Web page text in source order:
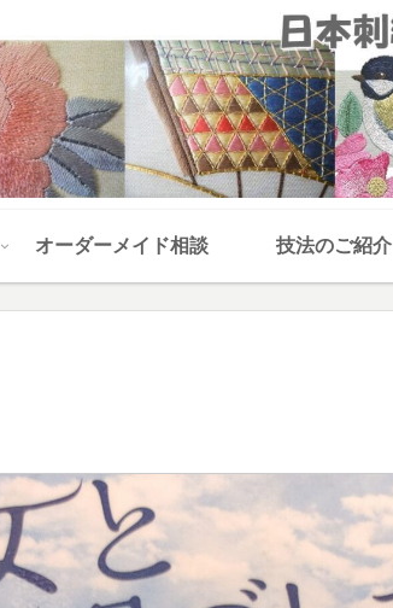
オーダーメイド相談 技法のご紹介